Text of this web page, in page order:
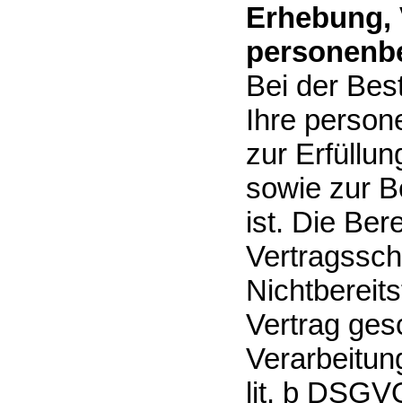
Erhebung,
Bei der
Ihre
zur
sowie zur
ist. Die
Vertrag
lit. b